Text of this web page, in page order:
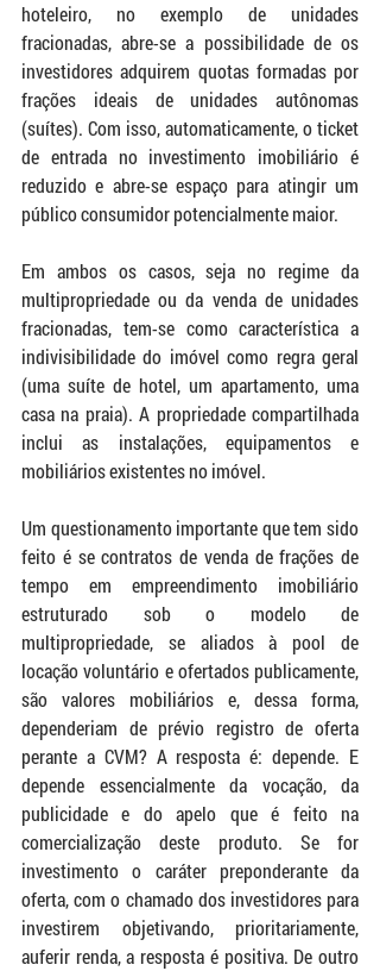
hoteleiro, no exemplo de unidades
fracionadas, abre-se a possibilidade de os
investidores adquirem quotas formadas por
frações ideais de unidades autônomas
(suítes). Com isso, automaticamente, o ticket
de entrada no investimento imobiliário é
reduzido e abre-se espaço para atingir um
público consumidor potencialmente maior.
Em ambos os casos, seja no regime da
multipropriedade ou da venda de unidades
fracionadas, tem-se como característica a
indivisibilidade do imóvel como regra geral
(uma suíte de hotel, um apartamento, uma
casa na praia). A propriedade compartilhada
inclui as instalações, equipamentos e
mobiliários existentes no imóvel.
Um questionamento importante que tem sido
feito é se contratos de venda de frações de
tempo em empreendimento imobiliário
estruturado sob o modelo de
multipropriedade, se aliados à pool de
locação voluntário e ofertados publicamente,
são valores mobiliários e, dessa forma,
dependeriam de prévio registro de oferta
perante a CVM? A resposta é: depende. E
depende essencialmente da vocação, da
publicidade e do apelo que é feito na
comercialização deste produto. Se for
investimento o caráter preponderante da
oferta, com o chamado dos investidores para
investirem objetivando, prioritariamente,
auferir renda, a resposta é positiva. De outro